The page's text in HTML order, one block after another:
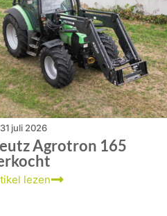
31 juli 2026
Agrotron 165
lezen